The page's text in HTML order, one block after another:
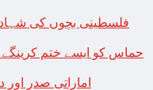
فلسطینی بچوں کی شہادت
حماس کو ایسے ختم کرینگے
اماراتی صدر